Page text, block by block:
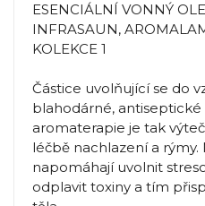
ESENCIÁLNÍ VONNÝ
INFRASAUN,
KOLEKCE 1
Částice uvolňující se do
blahodárné, antiseptické
aromaterapie je tak
léčbě nachlazení a rýmy.
napomáhají uvolnit
odplavit toxiny a tím